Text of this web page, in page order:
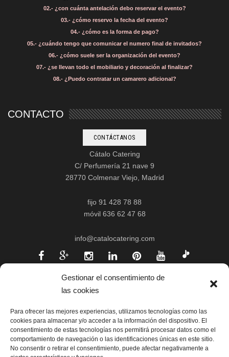
Gestionar el consentimiento de
las cookies
Para ofrecer las mejores experiencias, utilizamos tecnologías como las
cookies para almacenar y/o acceder a la información del dispositivo. El
consentimiento de estas tecnologías nos permitirá procesar datos como el
comportamiento de navegación o las identificaciones únicas en este sitio.
No consentir o retirar el consentimiento, puede afectar negativamente a
02.- ¿con cuánta antelación debo reservar el evento?
03.- ¿cómo reservo la fecha del evento?
04.- ¿cómo es la forma de pago?
05.- ¿cuándo tengo que comunicar el numero final de invitados?
06.- ¿cómo suele ser la organización del evento?
07.- ¿se llevan todo el mobiliario y decoración al finalizar?
08.- ¿Puedo contratar un camarero adicional?
CONTACTO
CONTÁCTANOS
Cátalo Catering
C/ Perfumería 21 nave 9
28770 Colmenar Viejo, Madrid
fijo 91 428 78 88
móvil 636 62 47 68
info@catalocatering.com